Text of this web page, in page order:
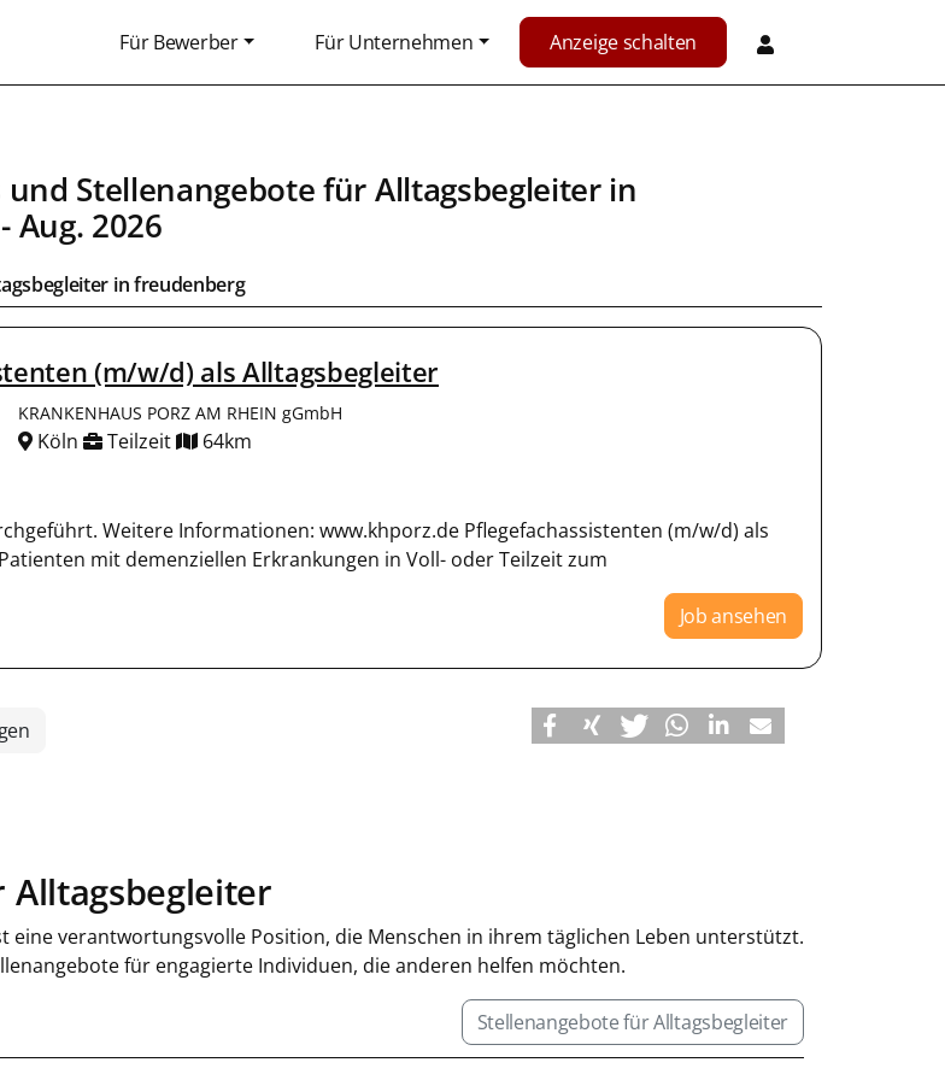
Für Bewerber Für Unternehmen Anzeige schalten
und Stellenangebote fürAlltagsbegleiterin
Aug. 2026
infreudenberg
(m/w/d) als Alltagsbegleiter
KRANKENHAUS PORZ AM RHEIN gGmbH
Köln Teilzeit 64km
Weitere Informationen: www.khporz.de Pflegefachassistenten (m/w/d) als
mit demenziellen Erkrankungen in Voll- oder Teilzeit zum
Job ansehen
eine verantwortungsvolle Position, die Menschen in ihrem täglichen Leben unterstützt.
für engagierte Individuen, die anderen helfen möchten.
Stellenangebote für Alltagsbegleiter